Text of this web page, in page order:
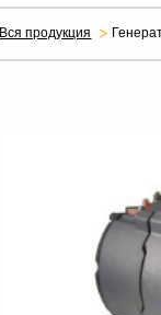
Вся продукция